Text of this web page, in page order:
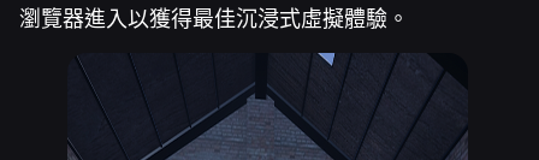
瀏覽器進入以獲得最佳沉浸式虛擬體驗。